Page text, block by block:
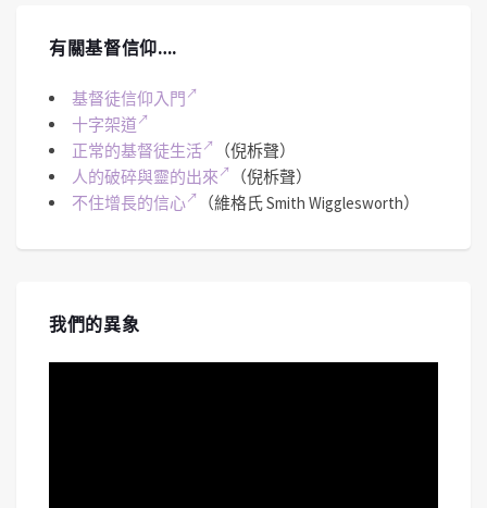
有關基督信仰….
基督徒信仰入門
十字架道
正常的基督徒生活
（倪柝聲）
人的破碎與靈的出來
（倪柝聲）
不住增長的信心
（維格氏 Smith Wigglesworth）
我們的異象